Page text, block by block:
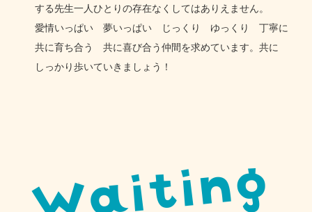
する先生一人ひとりの存在なくしてはありえません。
愛情いっぱい 夢いっぱい じっくり ゆっくり 丁寧に
共に育ち合う 共に喜び合う 仲間を求めています。 共に
しっかり 歩いていきましょう！